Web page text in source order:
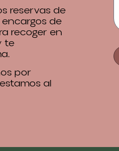
reservas de
de
recoger en
te
por
al